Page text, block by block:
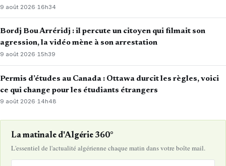
9 août 2026· 16h34
Bordj Bou Arréridj : il percute un citoyen qui filmait son
agression, la vidéo mène à son arrestation
9 août 2026·15h39
Permis d’études au Canada : Ottawa durcit les règles, voici
ce qui change pour les étudiants étrangers
9 août 2026·14h48
La matinale d'Algérie 360°
L'essentiel de l'actualité algérienne chaque matin dans votre boîte mail.